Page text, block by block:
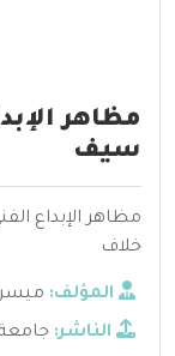
مظاهر
سيف
مظاهر الإبداع
خلاف
المؤلف:
الناشر: